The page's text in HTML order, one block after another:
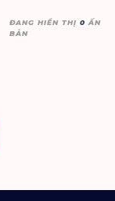
ĐANG HIỂN THỊ 0 ẤN
BẢN